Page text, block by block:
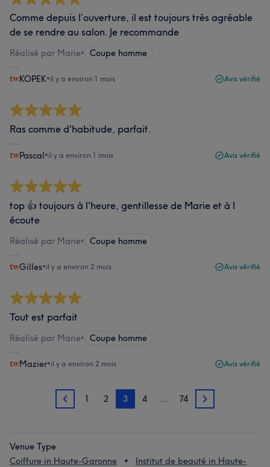
Comme depuis l’ouverture, il est toujours très agréable
de se rendre au salon. Je recommande
Réalisé par Marie• Coupe homme
KOPEK•il y a environ 1 mois Avis vérifié
Ras comme d'habitude, parfait.
Pascal•il y a environ 1 mois Avis vérifié
top 👍 toujours à l'heure, gentillesse de Marie et à l
écoute
Réalisé par Marie• Coupe homme
Gilles•il y a environ 2 mois Avis vérifié
Tout est parfait
Réalisé par Marie• Coupe homme
Mazier•il y a environ 2 mois Avis vérifié
2 1 2 3 4 … 74 4
Venue Type
Coiffure in Haute-Garonne
Institut de beauté in Haute-